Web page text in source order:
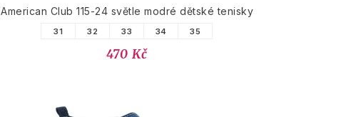
American Club 115-24 světle modré dětské tenisky
31 32 33 34 35
470 Kč